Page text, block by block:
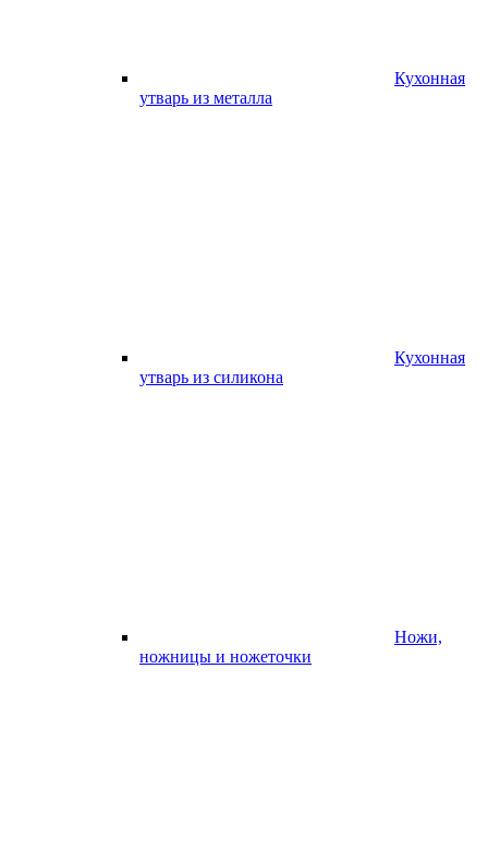
Кухонная
утварь из металла
Кухонная
утварь из силикона
Ножи,
ножницы и ножеточки